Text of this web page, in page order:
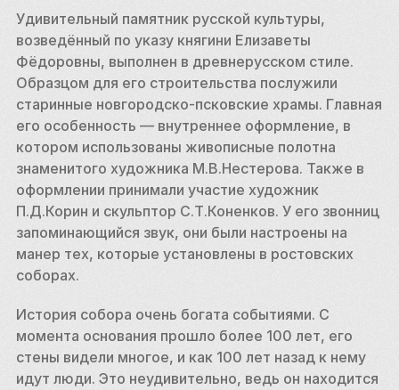
Удивительный памятник русской культуры,
возведённый по указу княгини Елизаветы
Фёдоровны, выполнен в древнерусском стиле.
Образцом для его строительства послужили
старинные новгородско-псковские храмы. Главная
его особенность — внутреннее оформление, в
котором использованы живописные полотна
знаменитого художника М.В.Нестерова. Также в
оформлении принимали участие художник
П.Д.Корин и скульптор С.Т.Коненков. У его звонниц
запоминающийся звук, они были настроены на
манер тех, которые установлены в ростовских
соборах.
История собора очень богата событиями. С
момента основания прошло более 100 лет, его
стены видели многое, и как 100 лет назад к нему
идут люди. Это неудивительно, ведь он находится